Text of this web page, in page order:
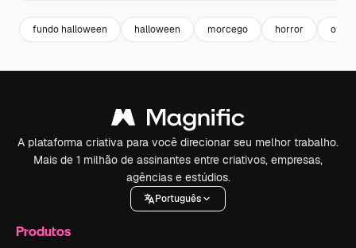
fundo halloween halloween morcego horror offer
A plataforma criativa para você direcionar seu melhor trabalho.
Mais de 1 milhão de assinantes entre criativos, empresas,
agências e estúdios.
Português
Produtos